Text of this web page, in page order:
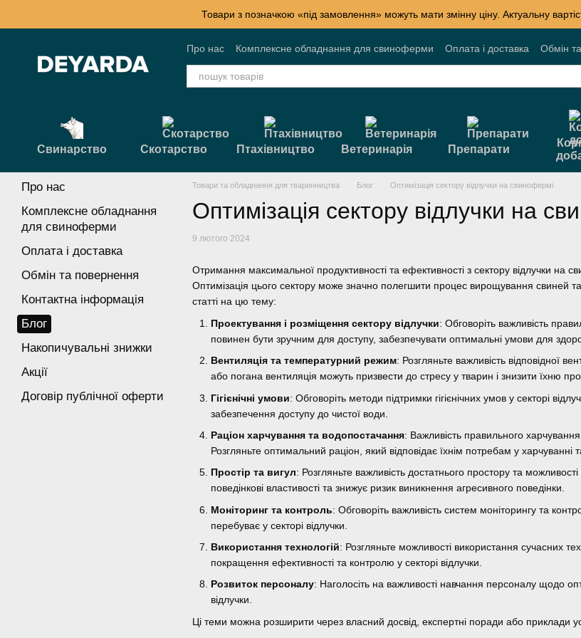
Товари з позначкою «під замовлення» можуть мати змінну ціну. Актуальну
Про нас Комплексне обладнання для свиноферми Оплата і доставка
Обмін
Контактна інформація
Блог Накопичувальні знижки Акції Договір
Свинарство Скотарство Птахівництво Ветеринарія Препарати
Товари та обладнання для тваринництва Блог Оптимізація сектору відлучки на свинофермі
Оптимізація сектору відлучки на
9 лютого 2024
Отримання максимальної продуктивності та ефективності з сектору відлучки
Оптимізація цього сектору може значно полегшити процес вирощування свиней
статті на цю тему:
Проектування і розміщення сектору відлучки: Обговоріть важливість
повинен бути зручним для доступу, забезпечувати оптимальні умови для
Вентиляція та температурний режим: Розгляньте важливість відповідної
або погана вентиляція можуть призвести до стресу у тварин і знизити їхню
Гігієнічні умови: Обговоріть методи підтримки гігієнічних умов у секторі
забезпечення доступу до чистої води.
Раціон харчування та водопостачання: Важливість правильного
Розгляньте оптимальний раціон, який відповідає їхнім потребам у харчуванні
Простір та вигул: Розгляньте важливість достатнього простору та
поведінкові властивості та знижує ризик виникнення агресивного поведінки.
Моніторинг та контроль: Обговоріть важливість систем моніторингу та
перебуває у секторі відлучки.
Використання технологій: Розгляньте можливості використання сучасних
покращення ефективності та контролю у секторі відлучки.
Розвиток персоналу: Наголосіть на важливості навчання персоналу щодо
відлучки.
Ці теми можна розширити через власний досвід, експертні поради або приклади
Про нас
Комплексне обладнання
для свиноферми
Оплата і доставка
Обмін та повернення
Контактна інформація
Блог
Накопичувальні знижки
Акції
Договір публічної оферти